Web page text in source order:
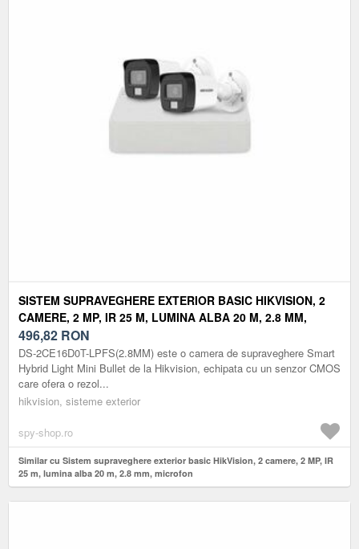
SISTEM SUPRAVEGHERE EXTERIOR BASIC HIKVISION, 2
CAMERE, 2 MP, IR 25 M, LUMINA ALBA 20 M, 2.8 MM,
MICROFON
496,82 RON
DS-2CE16D0T-LPFS(2.8MM) este o camera de supraveghere Smart
Hybrid Light Mini Bullet de la Hikvision, echipata cu un senzor CMOS
care ofera o rezol...
hikvision, sisteme exterior
spy-shop.ro
Similar cu Sistem supraveghere exterior basic HikVision, 2 camere, 2 MP, IR
25 m, lumina alba 20 m, 2.8 mm, microfon